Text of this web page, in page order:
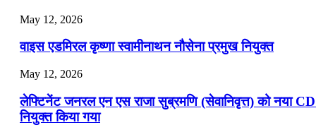
May 12, 2026
वाइस एडमिरल कृष्णा स्वामीनाथन नौसेना प्रमुख नियुक्त
May 12, 2026
लेफ्टिनेंट जनरल एन एस राजा सुब्रमणि (सेवानिवृत्त) को नया
नियुक्त किया गया